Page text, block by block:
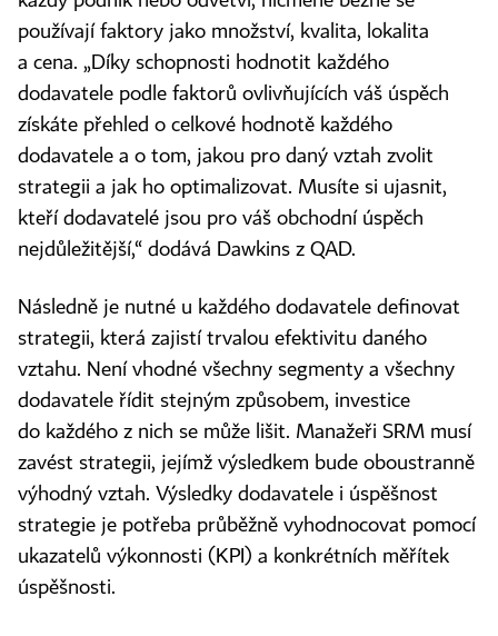
používají faktory jako množství, kvalita, lokalita
a cena. „Díky schopnosti hodnotit každého
dodavatele podle faktorů ovlivňujících váš úspěch
získáte přehled o celkové hodnotě každého
dodavatele a o tom, jakou pro daný vztah zvolit
strategii a jak ho optimalizovat. Musíte si ujasnit,
kteří dodavatelé jsou pro váš obchodní úspěch
nejdůležitější,“ dodává Dawkins z QAD.
Následně je nutné u každého dodavatele definovat
strategii, která zajistí trvalou efektivitu daného
vztahu. Není vhodné všechny segmenty a všechny
dodavatele řídit stejným způsobem, investice
do každého z nich se může lišit. Manažeři SRM musí
zavést strategii, jejímž výsledkem bude oboustranně
výhodný vztah. Výsledky dodavatele i úspěšnost
strategie je potřeba průběžně vyhodnocovat pomocí
ukazatelů výkonnosti (KPI) a konkrétních měřítek
úspěšnosti.